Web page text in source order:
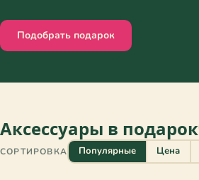
Подобрать подарок
Аксессуары в подарок
СОРТИРОВКА Популярные Цена